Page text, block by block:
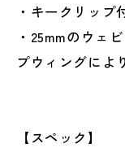
・キークリップ
・25mmのウェ
プウィングによ
【スペック】